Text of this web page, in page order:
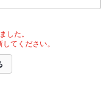
した。
てください。